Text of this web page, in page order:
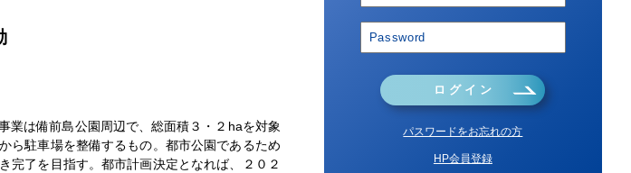
業は備前島公園周辺で、総面積３・２haを対象
ら駐車場を整備するもの。都市公園であるため
完了を目指す。都市計画決定となれば、２０２
ロ グ イ ン
パスワードをお忘れの方
HP会員登録